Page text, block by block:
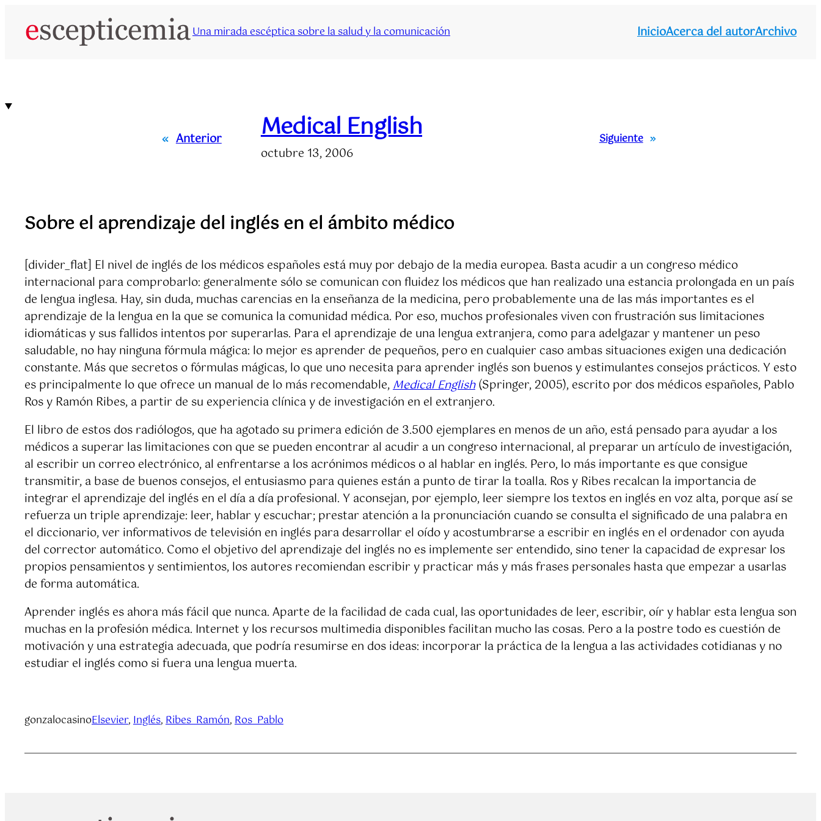
Una mirada escéptica sobre la salud y la comunicación InicioAcerca del autorArchivo
« Anterior Medical English
octubre 13, 2006
Siguiente »
Sobre el aprendizaje del inglés en el ámbito médico
[divider_flat] El nivel de inglés de los médicos españoles está muy por debajo de la media europea. Basta acudir a un congreso médico
internacional para comprobarlo: generalmente sólo se comunican con fluidez los médicos que han realizado una estancia prolongada en un país
de lengua inglesa. Hay, sin duda, muchas carencias en la enseñanza de la medicina, pero probablemente una de las más importantes es el
aprendizaje de la lengua en la que se comunica la comunidad médica. Por eso, muchos profesionales viven con frustración sus limitaciones
idiomáticas y sus fallidos intentos por superarlas. Para el aprendizaje de una lengua extranjera, como para adelgazar y mantener un peso
saludable, no hay ninguna fórmula mágica: lo mejor es aprender de pequeños, pero en cualquier caso ambas situaciones exigen una dedicación
constante. Más que secretos o fórmulas mágicas, lo que uno necesita para aprender inglés son buenos y estimulantes consejos prácticos. Y esto
es principalmente lo que ofrece un manual de lo más recomendable,Medical English(Springer, 2005), escrito por dos médicos españoles, Pablo
Ros y Ramón Ribes, a partir de su experiencia clínica y de investigación en el extranjero.
El libro de estos dos radiólogos, que ha agotado su primera edición de 3.500 ejemplares en menos de un año, está pensado para ayudar a los
médicos a superar las limitaciones con que se pueden encontrar al acudir a un congreso internacional, al preparar un artículo de investigación,
al escribir un correo electrónico, al enfrentarse a los acrónimos médicos o al hablar en inglés. Pero, lo más importante es que consigue
transmitir, a base de buenos consejos, el entusiasmo para quienes están a punto de tirar la toalla. Ros y Ribes recalcan la importancia de
integrar el aprendizaje del inglés en el día a día profesional. Y aconsejan, por ejemplo, leer siempre los textos en inglés en voz alta, porque así se
refuerza un triple aprendizaje: leer, hablar y escuchar; prestar atención a la pronunciación cuando se consulta el significado de una palabra en
el diccionario, ver informativos de televisión en inglés para desarrollar el oído y acostumbrarse a escribir en inglés en el ordenador con ayuda
del corrector automático. Como el objetivo del aprendizaje del inglés no es implemente ser entendido, sino tener la capacidad de expresar los
propios pensamientos y sentimientos, los autores recomiendan escribir y practicar más y más frases personales hasta que empezar a usarlas
de forma automática.
Aprender inglés es ahora más fácil que nunca. Aparte de la facilidad de cada cual, las oportunidades de leer, escribir, oír y hablar esta lengua son
muchas en la profesión médica. Internet y los recursos multimedia disponibles facilitan mucho las cosas. Pero a la postre todo es cuestión de
motivación y una estrategia adecuada, que podría resumirse en dos ideas: incorporar la práctica de la lengua a las actividades cotidianas y no
estudiar el inglés como si fuera una lengua muerta.
gonzalocasinoElsevier, Inglés, Ribes_Ramón, Ros_Pablo